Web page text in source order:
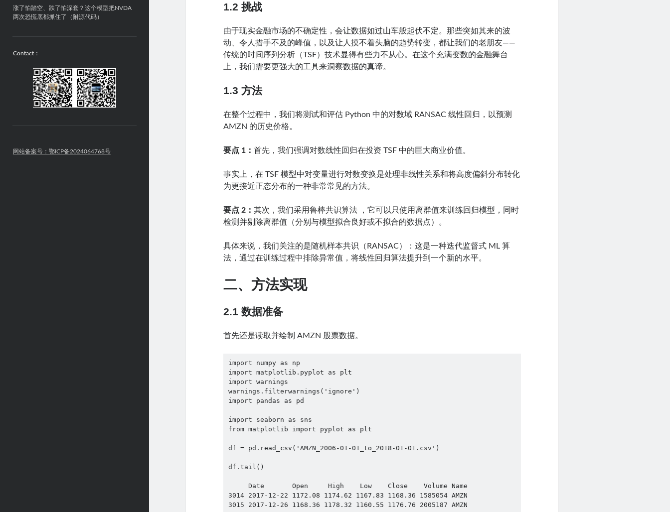
涨了怕踏空、跌了怕深套？这个模型把NVDA
两次恐慌底都抓住了（附源代码）
Contact：
网站备案号：鄂ICP备2024064768号
1.2 挑战
由于现实金融市场的不确定性，会让数据如过山车般起伏不定。那些突如其来的波
动、令人措手不及的峰值，以及让人摸不着头脑的趋势转变，都让我们的老朋友——
传统的时间序列分析（TSF）技术显得有些力不从心。在这个充满变数的金融舞台
上，我们需要更强大的工具来洞察数据的真谛。
1.3 方法
在整个过程中，我们将测试和评估 Python 中的对数域 RANSAC 线性回归，以预测
AMZN 的历史价格。
要点 1：首先，我们强调对数线性回归在投资 TSF 中的巨大商业价值。
事实上，在 TSF 模型中对变量进行对数变换是处理非线性关系和将高度偏斜分布转化
为更接近正态分布的一种非常常见的方法。
要点 2：其次，我们采用鲁棒共识算法 ，它可以只使用离群值来训练回归模型，同时
检测并剔除离群值（分别与模型拟合良好或不拟合的数据点）。
具体来说，我们关注的是随机样本共识（RANSAC）：这是一种迭代监督式 ML 算
法，通过在训练过程中排除异常值，将线性回归算法提升到一个新的水平。
二、方法实现
2.1 数据准备
首先还是读取并绘制 AMZN 股票数据。
import numpy as np
import matplotlib.pyplot as plt
import warnings
warnings.filterwarnings('ignore')
import pandas as pd
import seaborn as sns
from matplotlib import pyplot as plt
df = pd.read_csv('AMZN_2006-01-01_to_2018-01-01.csv')
df.tail()
3014 2017-12-22 1172.08 1174.62 1167.83 1168.36 1585054 AMZN
3015 2017-12-26 1168.36 1178.32 1160.55 1176.76 2005187 AMZN